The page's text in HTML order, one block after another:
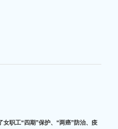
职工“四期”保护、“两癌”防治、疫